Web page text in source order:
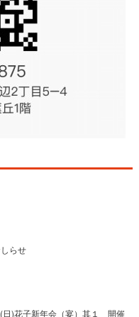
らせ
(日)花子新年会（宴）其１ 開催